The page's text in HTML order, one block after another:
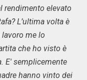
rendimento elevato
L’ultima volta è
me lo
che ho visto è
E' semplicemente
hanno vinto dei